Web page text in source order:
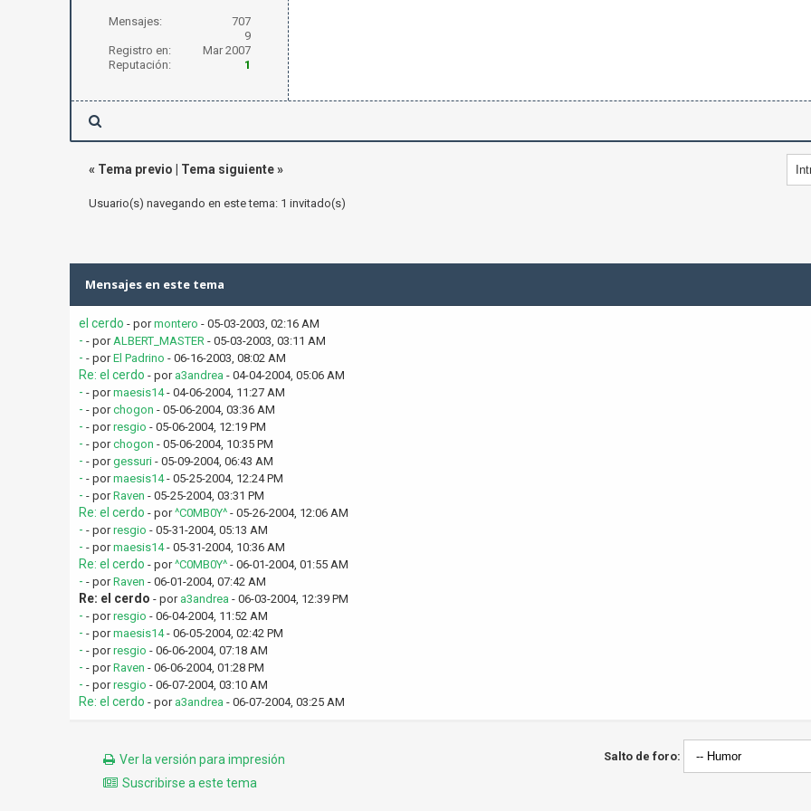
Mensajes:
707
9
Registro en:
Mar 2007
Reputación:
1
« Tema previo Tema siguiente»
Usuario(s) navegando en este tema: 1 invitado(s)
Mensajes en este tema
el cerdo - pormontero - 05-03-2003, 02:16 AM
- - porALBERT_MASTER- 05-03-2003, 03:11 AM
- - porEl Padrino - 06-16-2003, 08:02 AM
Re: el cerdo - por a3andrea - 04-04-2004, 05:06 AM
- - pormaesis14- 04-06-2004, 11:27 AM
- - porchogon - 05-06-2004, 03:36 AM
- - porresgio - 05-06-2004, 12:19 PM
- - porchogon - 05-06-2004, 10:35 PM
- - porgessuri- 05-09-2004, 06:43 AM
- - pormaesis14- 05-25-2004, 12:24 PM
- - porRaven - 05-25-2004, 03:31 PM
Re: el cerdo - por^C0MB0Y^- 05-26-2004, 12:06 AM
- - porresgio - 05-31-2004, 05:13 AM
- - pormaesis14- 05-31-2004, 10:36 AM
Re: el cerdo - por^C0MB0Y^- 06-01-2004, 01:55 AM
- - porRaven - 06-01-2004, 07:42 AM
Re: el cerdo - por a3andrea - 06-03-2004, 12:39 PM
- - porresgio - 06-04-2004, 11:52 AM
- - pormaesis14- 06-05-2004, 02:42 PM
- - porresgio - 06-06-2004, 07:18 AM
- - porRaven - 06-06-2004, 01:28 PM
- - porresgio - 06-07-2004, 03:10 AM
Re: el cerdo - por a3andrea - 06-07-2004, 03:25 AM
Ver la versión para impresión
Suscribirse a este tema
Salto de foro: